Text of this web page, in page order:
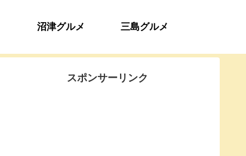
沼津グルメ 三島グルメ
スポンサーリンク